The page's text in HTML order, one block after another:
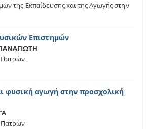
της Εκπαίδευσης και της Αγωγής στην
Επιστημών
Πατρών
φυσική αγωγή στην προσχολική
Πατρών